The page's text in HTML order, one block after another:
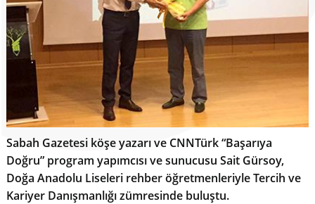
Sabah Gazetesi köşe yazarı ve CNNTürk “Başarıya
Doğru” program yapımcısı ve sunucusu Sait Gürsoy,
Doğa Anadolu Liseleri rehber öğretmenleriyle Tercih ve
Kariyer Danışmanlığı zümresinde buluştu.